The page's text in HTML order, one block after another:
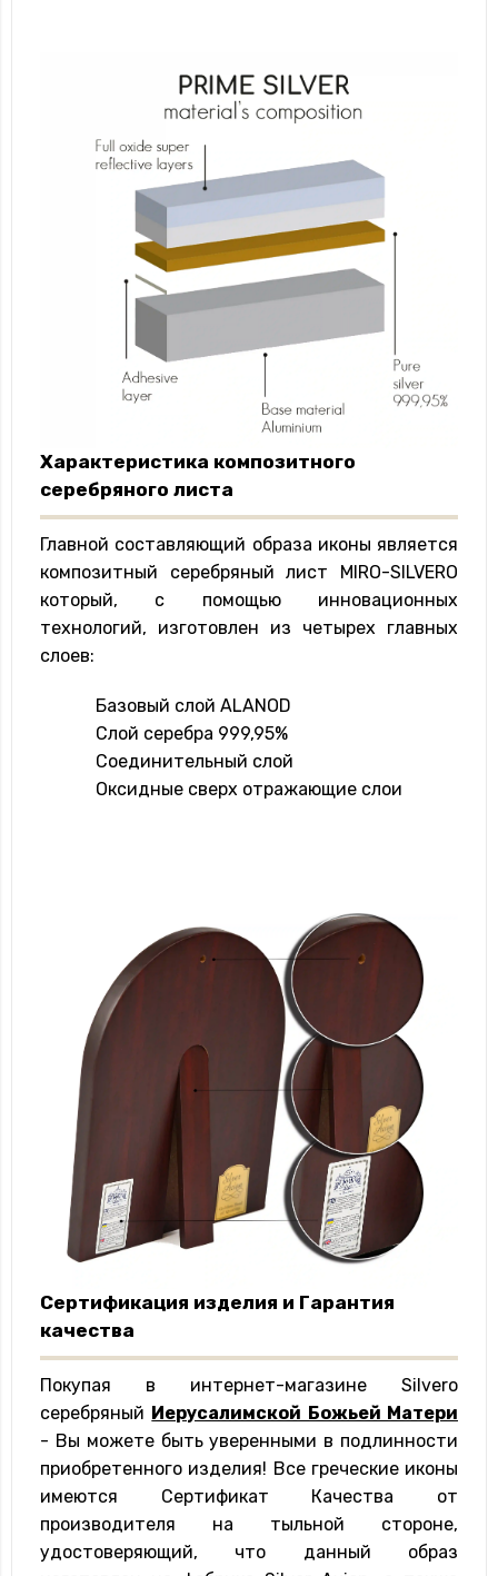
Характеристика композитного
серебряного листа
Главной составляющий образа иконы является
композитный серебряный лист MIRO-SILVERO
который, с помощью инновационных
технологий, изготовлен из четырех главных
слоев:
Базовый слой ALANOD
Слой серебра 999,95%
Соединительный слой
Оксидные сверх отражающие слои
Сертификация изделия и Гарантия
качества
Покупая в интернет-магазине Silvero
серебряный Иерусалимской Божьей Матери
- Вы можете быть уверенными в подлинности
приобретенного изделия! Все греческие иконы
имеются Сертификат Качества от
производителя на тыльной стороне,
удостоверяющий, что данный образ